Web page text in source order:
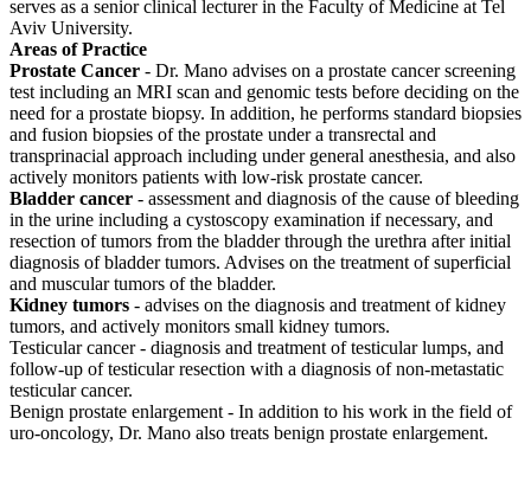
serves as a senior clinical lecturer in the Faculty of Medicine at Tel
Aviv University.
Areas of Practice
Prostate Cancer - Dr. Mano advises on a prostate cancer screening
test including an MRI scan and genomic tests before deciding on the
need for a prostate biopsy. In addition, he performs standard biopsies
and fusion biopsies of the prostate under a transrectal and
transprinacial approach including under general anesthesia, and also
actively monitors patients with low-risk prostate cancer.
Bladder cancer - assessment and diagnosis of the cause of bleeding
in the urine including a cystoscopy examination if necessary, and
resection of tumors from the bladder through the urethra after initial
diagnosis of bladder tumors. Advises on the treatment of superficial
and muscular tumors of the bladder.
Kidney tumors - advises on the diagnosis and treatment of kidney
tumors, and actively monitors small kidney tumors.
Testicular cancer - diagnosis and treatment of testicular lumps, and
follow-up of testicular resection with a diagnosis of non-metastatic
testicular cancer.
Benign prostate enlargement - In addition to his work in the field of
uro-oncology, Dr. Mano also treats benign prostate enlargement.